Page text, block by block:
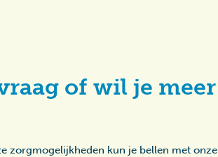
of wil je meer
zorgmogelijkheden kun je bellen met onze